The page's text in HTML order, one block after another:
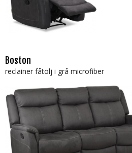
Boston
reclainer fåtölj i grå microfiber